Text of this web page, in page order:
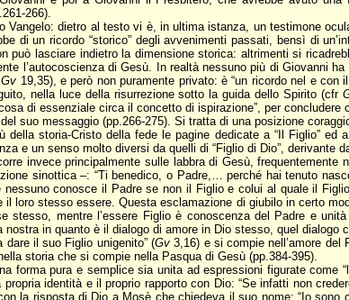
266).
dietro al testo vi è, in ultima istanza, un testimone
di un ricordo “storico” degli avvenimenti passati, bensì di
può lasciare indietro la dimensione storica: altrimenti si
l’autocoscienza di Gesù. In realtà nessuno più di Giovanni
Gv 19,35), e però non puramente privato: è “un ricordo nel e
nella luce della risurrezione sotto la guida dello Spirito (cfr
di essenziale circa il concetto di ispirazione”, per
suo messaggio (pp.266-275). Si tratta di una posizione
storia-Cristo della fede le pagine dedicate a “Il Figlio”
e un senso molto diversi da quelli di “Figlio di Dio”, derivante
invece principalmente sulle labbra di Gesù,
sinottica –: “Ti benedico, o Padre,… perché hai tenuto
conosce il Padre se non il Figlio e colui al quale il
loro stesso essere. Questa esclamazione di giubilo in certo
mentre l’essere Figlio è conoscenza del Padre e
in quanto è il dialogo di amore in Dio stesso, quel dialogo
dare il suo Figlio unigenito” (Gv 3,16) e si compie nell’amore
storia che si compie nella Pasqua di Gesù (pp.384-395).
forma pura e semplice sia unita ad espressioni figurate come
identità e il proprio rapporto con Dio: “Se infatti non
la risposta di Dio a Mosè che chiedeva il suo nome: “Io sono